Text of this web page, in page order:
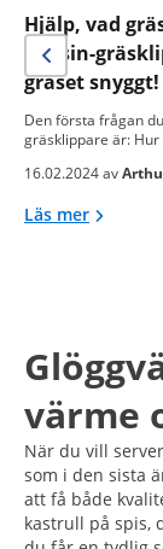
Hjälp, vad
bensin-
gräset snyggt!
Den första frågan
gräsklippare är:
16.02.2024 av
Läs mer
värme
När du vill
som i den sista
att få både
kastrull på spis,